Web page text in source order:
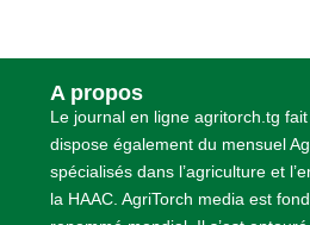
A propos
Le journal en ligne agritorch.tg
dispose également du mensuel
spécialisés dans l’agriculture et
la HAAC. AgriTorch media est